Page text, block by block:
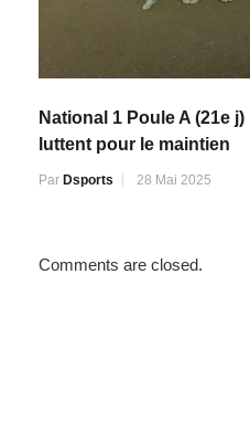
National 1 Poule A (21e
luttent pour le maintien
Par Dsports 28 Mai 2025
Comments are closed.